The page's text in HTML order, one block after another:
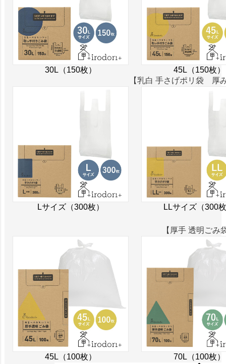
30L（150枚）
45L（150枚）
【乳白 手さげポリ袋 厚
Lサイズ（300枚） LLサイズ（300
【厚手 透明ごみ
45L（100枚） 70L（100枚）